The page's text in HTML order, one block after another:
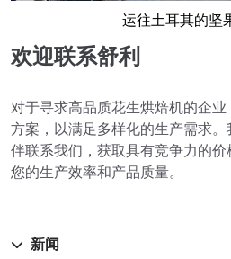
运往土耳其的坚
欢迎联系舒利
对于寻求高品质花生烘焙机的企
方案，以满足多样化的生产需求
伴联系我们，获取具有竞争力的
您的生产效率和产品质量。
新闻